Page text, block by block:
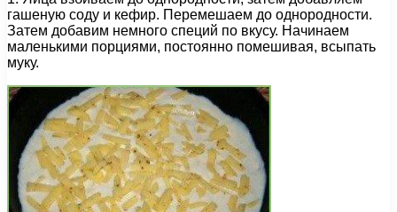
гашеную соду и кефир. Перемешаем до однородности.
Затем добавим немного специй по вкусу. Начинаем
маленькими порциями, постоянно помешивая, всыпать
муку.